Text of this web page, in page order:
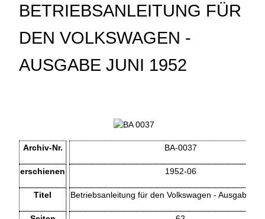
BETRIEBSANLEITUNG FÜR
DEN VOLKSWAGEN -
AUSGABE JUNI 1952
Archiv-Nr.
erschienen
Titel
BA-0037
1952-06
Betriebsanleitung für den Volkswagen - Ausgabe